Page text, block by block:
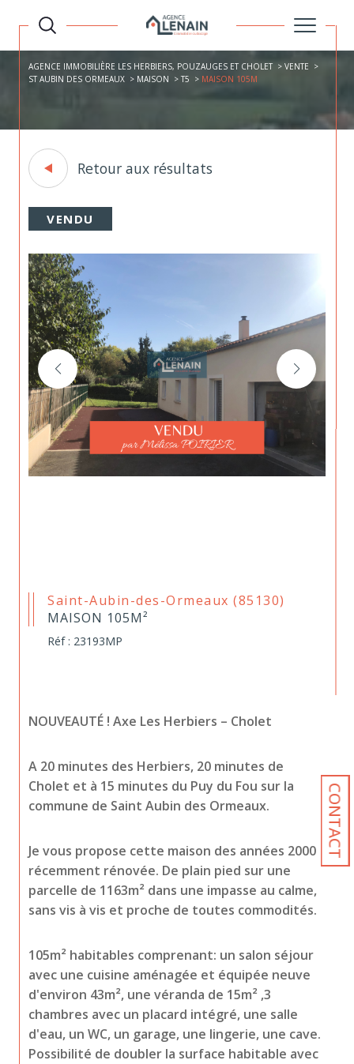
CONTACT
AGENCE IMMOBILIÈRE LES HERBIERS, POUZAUGES ET CHOLET
VENTE
ST AUBIN DES ORMEAUX
MAISON T5 MAISON 105M
Retour aux résultats
VENDU
Saint-Aubin-des-Ormeaux (85130)
MAISON 105M²
Réf : 23193MP
NOUVEAUTÉ ! Axe Les Herbiers – Cholet
A 20 minutes des Herbiers, 20 minutes de
Cholet et à 15 minutes du Puy du Fou sur la
commune de Saint Aubin des Ormeaux.
Je vous propose cette maison des années 2000
récemment rénovée. De plain pied sur une
parcelle de 1163m² dans une impasse au calme,
sans vis à vis et proche de toutes commodités.
105m² habitables comprenant: un salon séjour
avec une cuisine aménagée et équipée neuve
d'environ 43m², une véranda de 15m² ,3
chambres avec un placard intégré, une salle
d'eau, un WC, un garage, une lingerie, une cave.
Possibilité de doubler la surface habitable avec